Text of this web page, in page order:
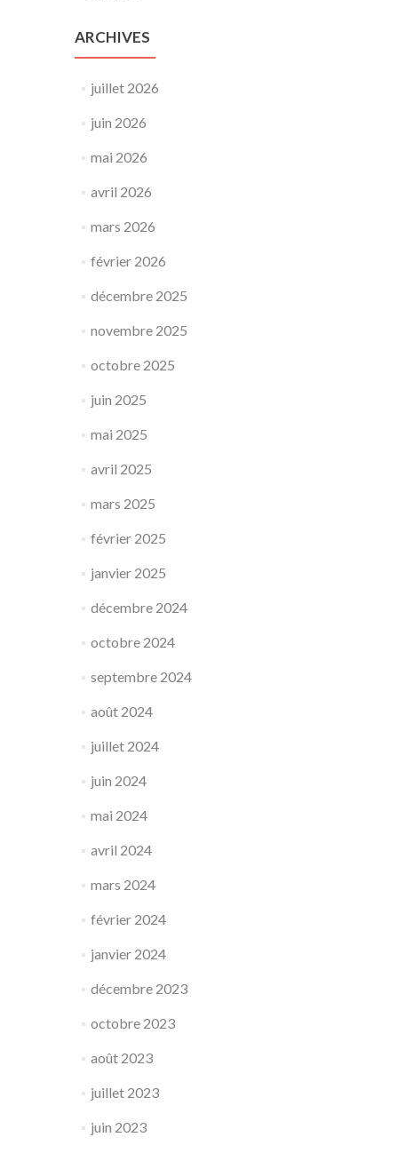
ARCHIVES
juillet 2026
juin 2026
mai 2026
avril 2026
mars 2026
février 2026
décembre 2025
novembre 2025
octobre 2025
juin 2025
mai 2025
avril 2025
mars 2025
février 2025
janvier 2025
décembre 2024
octobre 2024
septembre 2024
août 2024
juillet 2024
juin 2024
mai 2024
avril 2024
mars 2024
février 2024
janvier 2024
décembre 2023
octobre 2023
août 2023
juillet 2023
juin 2023